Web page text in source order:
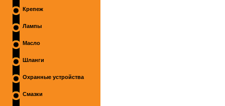
Крепеж
Лампы
Масло
Шланги
Охранные устройства
Смазки